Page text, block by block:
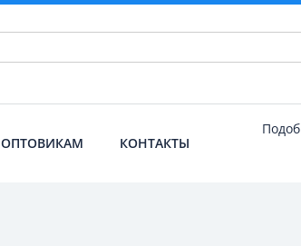
ОПТОВИКАМ КОНТАКТЫ